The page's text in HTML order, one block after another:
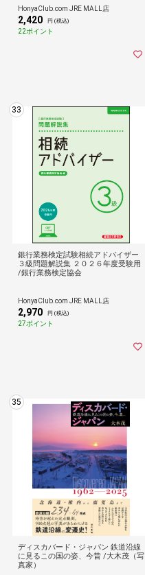
HonyaClub.com JRE MALL店
2,420 円 (税込)
22ポイント
33
銀行業務検定試験相続アドバイザー
３級問題解説集 ２０２６年度受験用
/銀行業務検定協会
HonyaClub.com JRE MALL店
2,970 円 (税込)
27ポイント
35
ディスカバード・ジャパン 鉄道沿線
に見るこの国の姿、今昔 /大木茂（写
真家）